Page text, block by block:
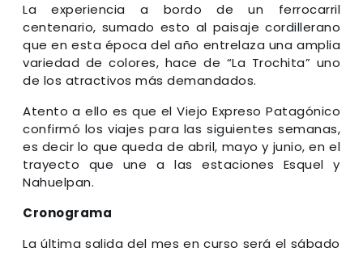
La experiencia a bordo de un ferrocarril
centenario, sumado esto al paisaje cordillerano
que en esta época del año entrelaza una amplia
variedad de colores, hace de “La Trochita” uno
de los atractivos más demandados.
Atento a ello es que el Viejo Expreso Patagónico
confirmó los viajes para las siguientes semanas,
es decir lo que queda de abril, mayo y junio, en el
trayecto que une a las estaciones Esquel y
Nahuelpan.
Cronograma
La última salida del mes en curso será el sábado